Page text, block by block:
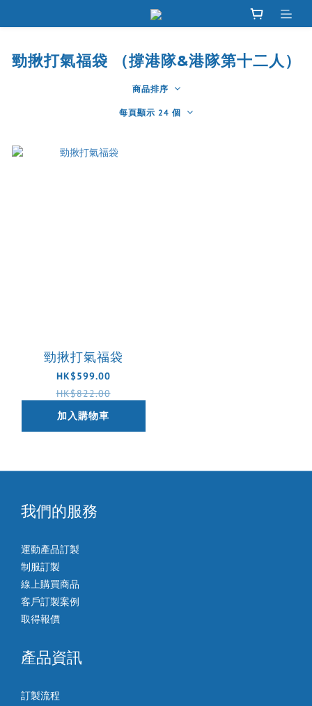
勁揪打氣福袋 （撐港隊&港隊第十二人）
商品排序
每頁顯示 24 個
勁揪打氣福袋
HK$599.00
HK$822.00
加入購物車
我們的服務
運動產品訂製
制服訂製
線上購買商品
客戶訂製案例
取得報價
產品資訊
訂製流程